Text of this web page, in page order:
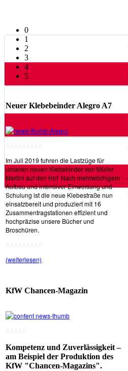
0
1
2
3
4
5
Neuer Klebebeinder Alegro A7
Im Juli 2019 fuhren die Lastzüge für
unseren neuen Klebebinder von Müller
Martini auf den Hof. Nach mehrwöchigem
Aufbau und intensiver Einweisung und
Schulung ist die neue Klebestraße nun
einsatzbereit und produziert mit 16
Zusammentragstationen effizient und
hochpräzise unsere Bücher und
Broschüren.
(weiterlesen)
KfW Chancen-Magazin
Kompetenz und Zuverlässigkeit –
am Beispiel der Produktion des
KfW "Chancen-Magazins".